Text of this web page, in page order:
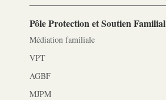
Pôle Protection et Soutien Familial
Médiation familiale
VPT
AGBF
MJPM